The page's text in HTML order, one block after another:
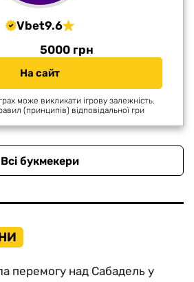
Vbet9.6
5000 грн
На сайт
може викликати ігрову залежність.
(принципів) відповідальної гри
Всі букмекери
перемогу над Сабадель у